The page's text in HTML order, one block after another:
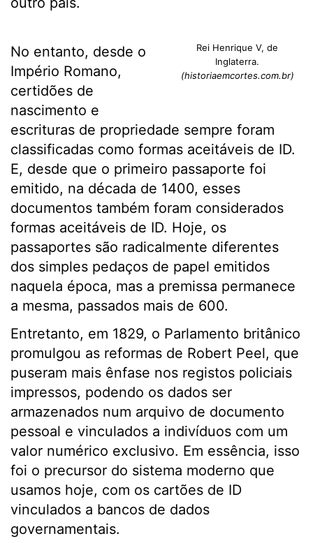
Rei Henrique V, de
Inglaterra.
(historiaemcortes.com.br)
No entanto, desde o
Império Romano,
certidões de
nascimento e
escrituras de propriedade sempre foram
classificadas como formas aceitáveis de ID.
E, desde que o primeiro passaporte foi
emitido, na década de 1400, esses
documentos também foram considerados
formas aceitáveis de ID. Hoje, os
passaportes são radicalmente diferentes
dos simples pedaços de papel emitidos
naquela época, mas a premissa permanece
a mesma, passados mais de 600.
Entretanto, em 1829, o Parlamento britânico
promulgou as reformas de Robert Peel, que
puseram mais ênfase nos registos policiais
impressos, podendo os dados ser
armazenados num arquivo de documento
pessoal e vinculados a indivíduos com um
valor numérico exclusivo. Em essência, isso
foi o precursor do sistema moderno que
usamos hoje, com os cartões de ID
vinculados a bancos de dados
governamentais.